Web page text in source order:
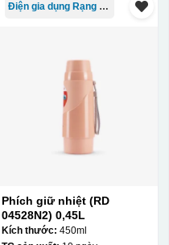
Điện gia dụng Rạng Đông
Phích giữ nhiệt (RD
04528N2) 0,45L
Kích thước: 450ml